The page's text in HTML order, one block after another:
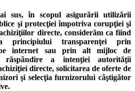
sus, în scopul asigurării utilizării
şi protecţiei împotriva corupţiei şi
directe, considerăm ca fiind
principiului transparenţei prin
internet sau prin alt mijloc de
răspândire a intenţiei autorităţii
directe, solicitarea de oferte de
şi selecţia furnizorului câştigător